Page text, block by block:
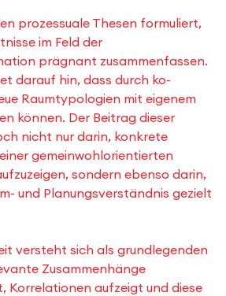
prozessuale Thesen formuliert,
im Feld der
prägnant zusammenfassen.
darauf hin, dass durch ko-
Raumtypologien mit eigenem
können. Der Beitrag dieser
nicht nur darin, konkrete
gemeinwohlorientierten
sondern ebenso darin,
und Planungsverständnis gezielt
versteht sich als grundlegenden
Zusammenhänge
Korrelationen aufzeigt und diese